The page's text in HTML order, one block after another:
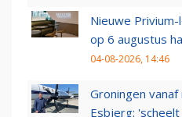
Nieuwe
op 6 augustus
04-08-2026, 14:46
Groningen
Esbjerg: